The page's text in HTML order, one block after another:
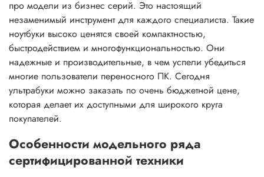
про модели из бизнес серий. Это настоящий
незаменимый инструмент для каждого специалиста. Такие
ноутбуки высоко ценятся своей компактностью,
быстродействием и многофункциональностью. Они
надежные и производительные, в чем успели убедиться
многие пользователи переносного ПК. Сегодня
ультрабуки можно заказать по очень бюджетной цене,
которая делает их доступными для широкого круга
покупателей.
Особенности модельного ряда
сертифицированной техники